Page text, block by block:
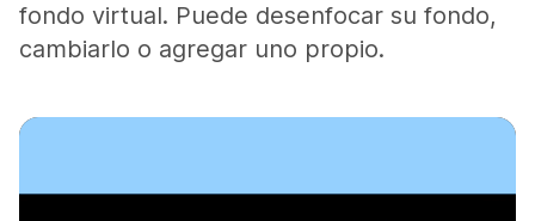
fondo virtual. Puede desenfocar su fondo,
cambiarlo o agregar uno propio.